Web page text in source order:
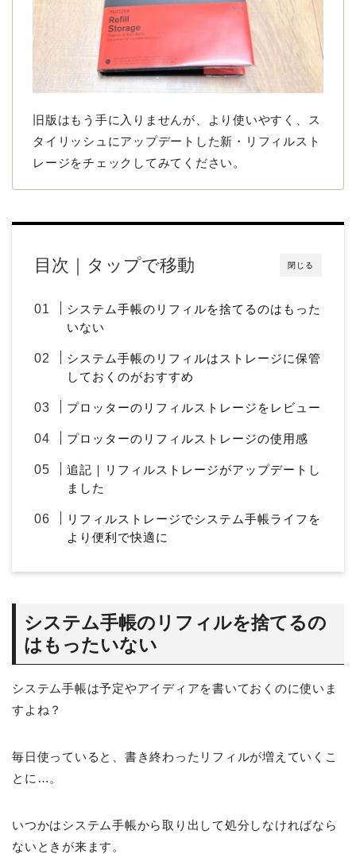
旧版はもう手に入りませんが、より使いやすく、ス
タイリッシュにアップデートした新・リフィルスト
レージをチェックしてみてください。
閉じる
目次｜タップで移動
システム手帳のリフィルを捨てるのはもった
いない
システム手帳のリフィルはストレージに保管
しておくのがおすすめ
プロッターのリフィルストレージをレビュー
プロッターのリフィルストレージの使用感
追記｜リフィルストレージがアップデートし
ました
リフィルストレージでシステム手帳ライフを
より便利で快適に
システム手帳のリフィルを捨てるの
はもったいない
システム手帳は予定やアイディアを書いておくのに使いま
すよね？
毎日使っていると、書き終わったリフィルが増えていくこ
とに…。
いつかはシステム手帳から取り出して処分しなければなら
ないときが来ます。